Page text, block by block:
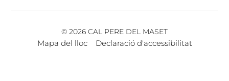
© 2026 CAL PERE DEL MASET
Mapa del lloc Declaració d'accessibilitat